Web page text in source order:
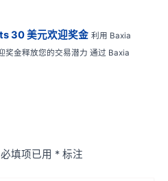
30 美元欢迎奖金 利用 Baxia
奖金释放您的交易潜力 通过 Baxia
必填项已用 * 标注